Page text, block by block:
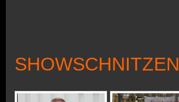
SHOWSCHNITZEN